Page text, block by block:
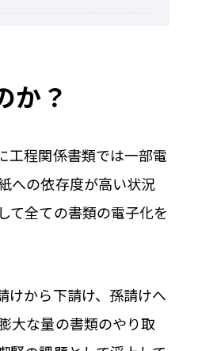
か？
工程関係書類では一部電
への依存度が高い状況
て全ての書類の電子化を
けから下請け、孫請けへ
大な量の書類のやり取